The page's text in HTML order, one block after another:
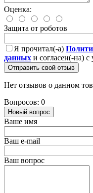
Оценка:
Защита от роботов
Я прочитал(-а)
данных и согласен(-на) с
Отправить свой отзыв
Нет отзывов о данном
Вопросов: 0
Новый вопрос
Ваше имя
Ваш e-mail
Ваш вопрос